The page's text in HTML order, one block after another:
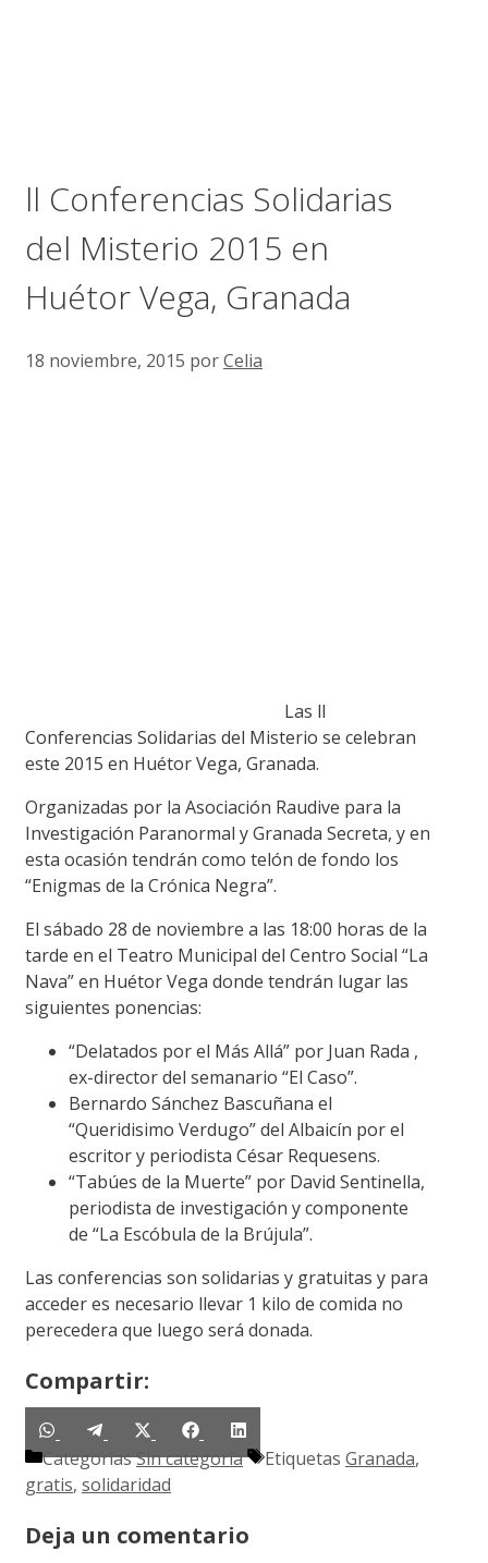
ll Conferencias Solidarias
del Misterio 2015 en
Huétor Vega, Granada
18 noviembre, 2015 porCelia
Las ll
Conferencias Solidarias del Misterio se celebran
este 2015 en Huétor Vega, Granada.
Organizadas por la Asociación Raudive para la
Investigación Paranormal y Granada Secreta, y en
esta ocasión tendrán como telón de fondo los
“Enigmas de la Crónica Negra”.
El sábado 28 de noviembre a las 18:00 horas de la
tarde en el Teatro Municipal del Centro Social “La
Nava” en Huétor Vega donde tendrán lugar las
siguientes ponencias:
“Delatados por el Más Allá” por Juan Rada ,
ex-director del semanario “El Caso”.
Bernardo Sánchez Bascuñana el
“Queridisimo Verdugo” del Albaicín por el
escritor y periodista César Requesens.
“Tabúes de la Muerte” por David Sentinella,
periodista de investigación y componente
de “La Escóbula de la Brújula”.
Las conferencias son solidarias y gratuitas y para
acceder es necesario llevar 1 kilo de comida no
perecedera que luego será donada.
Compartir:
Compartir
en
WhatsApp
Compartir
en
Telegram
Compartir
en
X
Compartir
en
en
CategoríasSin categoría Etiquetas Granada,
gratis, solidaridad
Deja un comentario